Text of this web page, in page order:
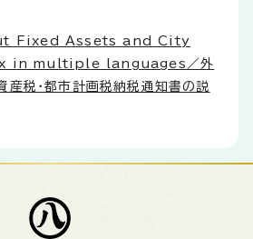
Fixed Assets and City
in multiple languages／外
産税・都市計画税納税通知書の説